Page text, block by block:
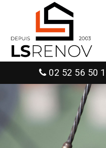
02 52 56 50